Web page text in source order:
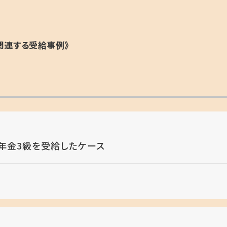
連する受給事例》
金3級を受給したケース